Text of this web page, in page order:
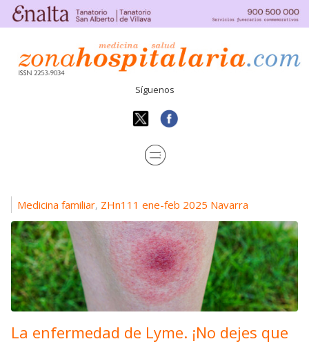
Síguenos
Medicina familiar, ZHn111 ene-feb 2025 Navarra
La enfermedad de Lyme. ¡No dejes que